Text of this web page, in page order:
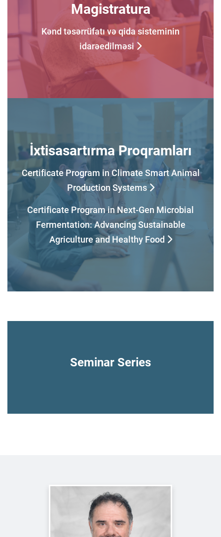
Magistratura
Kənd təsərrüfatı və qida sisteminin
idarəedilməsi
İxtisasartırma Proqramları
Certificate Program in Climate Smart Animal
Production Systems
Certificate Program in Next-Gen Microbial
Fermentation: Advancing Sustainable
Agriculture and Healthy Food
Seminar Series